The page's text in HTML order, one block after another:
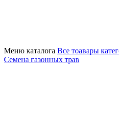
Меню каталога Все тоавары
Семена газонных трав